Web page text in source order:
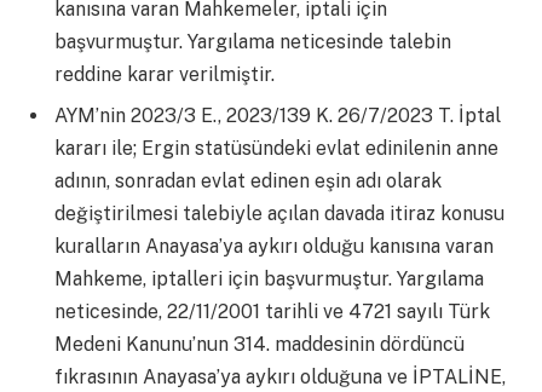
kanısına varan Mahkemeler, iptali için
başvurmuştur. Yargılama neticesinde talebin
reddine karar verilmiştir.
AYM’nin 2023/3 E., 2023/139 K. 26/7/2023 T. İptal
kararı ile; Ergin statüsündeki evlat edinilenin anne
adının, sonradan evlat edinen eşin adı olarak
değiştirilmesi talebiyle açılan davada itiraz konusu
kuralların Anayasa’ya aykırı olduğu kanısına varan
Mahkeme, iptalleri için başvurmuştur. Yargılama
neticesinde, 22/11/2001 tarihli ve 4721 sayılı Türk
Medeni Kanunu’nun 314. maddesinin dördüncü
fıkrasının Anayasa’ya aykırı olduğuna ve İPTALİNE,